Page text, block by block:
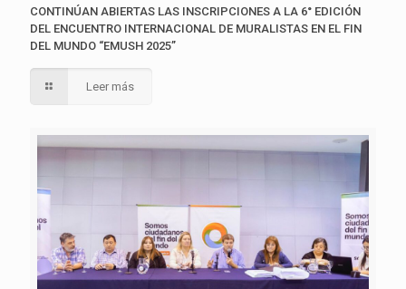
CONTINÚAN ABIERTAS LAS INSCRIPCIONES A LA 6° EDICIÓN
DEL ENCUENTRO INTERNACIONAL DE MURALISTAS EN EL FIN
DEL MUNDO “EMUSH 2025”
Leer más